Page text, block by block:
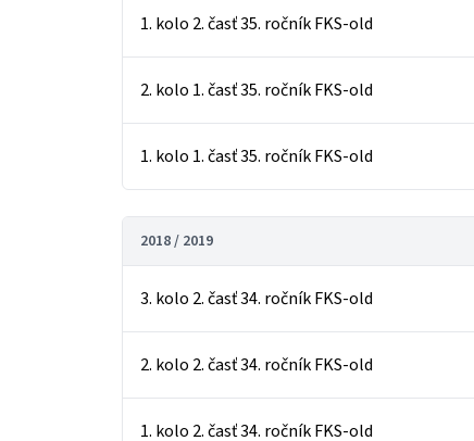
1. kolo 2. časť 35. ročník FKS-old
2. kolo 1. časť 35. ročník FKS-old
1. kolo 1. časť 35. ročník FKS-old
2018 / 2019
3. kolo 2. časť 34. ročník FKS-old
2. kolo 2. časť 34. ročník FKS-old
1. kolo 2. časť 34. ročník FKS-old